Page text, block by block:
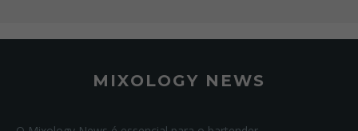
MIXOLOGY NEWS